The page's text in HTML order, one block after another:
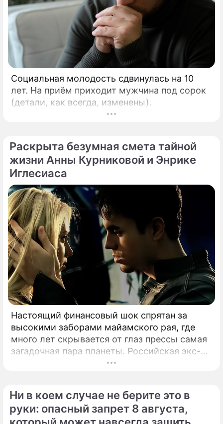
Социальная молодость сдвинулась на 10
лет. На приём приходит мужчина под сорок
(детали, как всегда, изменены).
Раскрыта безумная смета тайной
жизни Анны Курниковой и Энрике
Иглесиаса
Настоящий финансовый шок спрятан за
высокими заборами майамского рая, где
много лет скрывается от глаз прессы самая
загадочная пара планеты. Российская экс-
теннисистка Анна Курникова и испанский
самых закрытых и непубличных пар
мирового шоу-бизнеса.
Ни в коем случае не берите это в
руки: опасный запрет 8 августа,